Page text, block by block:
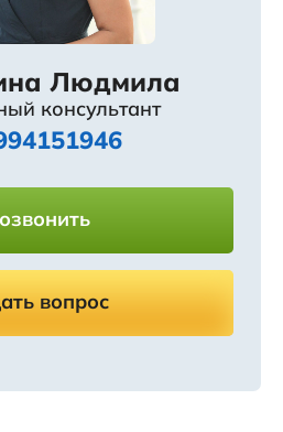
Людмила
консультант
вопрос